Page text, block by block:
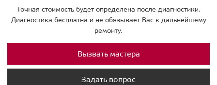
Точная стоимость будет определена после диагностики.
Диагностика бесплатна и не обязывает Вас к дальнейшему
ремонту.
Вызвать мастера
Задать вопрос